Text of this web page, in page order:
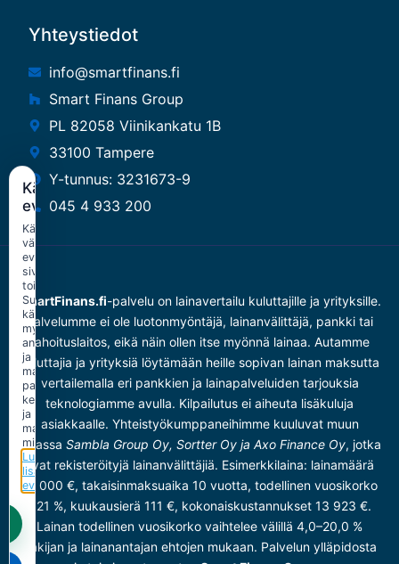
Yhteystiedot
info@smartfinans.fi
Smart Finans Group
PL 82058 Viinikankatu 1B
33100 Tampere
Y-tunnus: 3231673-9
045 4 933 200
SmartFinans.fi-palvelu on lainavertailu kuluttajille ja yrityksille.
Palvelumme ei ole luotonmyöntäjä, lainanvälittäjä, pankki tai
rahoituslaitos, eikä näin ollen itse myönnä lainaa. Autamme
kuluttajia ja yrityksiä löytämään heille sopivan lainan maksutta
vertailemalla eri pankkien ja lainapalveluiden tarjouksia
teknologiamme avulla. Kilpailutus ei aiheuta lisäkuluja
asiakkaalle. Yhteistyökumppaneihimme kuuluvat muun
muassa Sambla Group Oy, Sortter Oy ja Axo Finance Oy, jotka
ovat rekisteröityjä lainanvälittäjiä. Esimerkkilaina: lainamäärä
10 000 €, takaisinmaksuaika 10 vuotta, todellinen vuosikorko
7,21 %, kuukausierä 111 €, kokonaiskustannukset 13 923 €.
Lainan todellinen vuosikorko vaihtelee välillä 4,0–20,0 %
hakijan ja lainanantajan ehtojen mukaan. Palvelun ylläpidosta
Käytämme
evästeitä
Käytämme
välttämättömiä
evästeitä
sivuston
toimintaan.
Suostumuksellasi
käytämme
myös
analytiikka-
ja
markkinointievästeitä
palvelun
kehittämiseen
ja
mainonnan
mittaamiseen.
Lue
lisää
evästekäytännöstä.